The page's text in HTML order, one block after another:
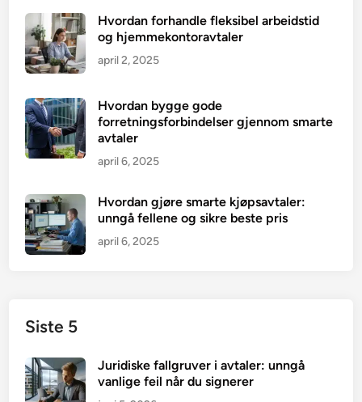
Hvordan forhandle fleksibel arbeidstid
og hjemmekontoravtaler
april 2, 2025
Hvordan bygge gode
forretningsforbindelser gjennom smarte
avtaler
april 6, 2025
Hvordan gjøre smarte kjøpsavtaler:
unngå fellene og sikre beste pris
april 6, 2025
Siste 5
Juridiske fallgruver i avtaler: unngå
vanlige feil når du signerer